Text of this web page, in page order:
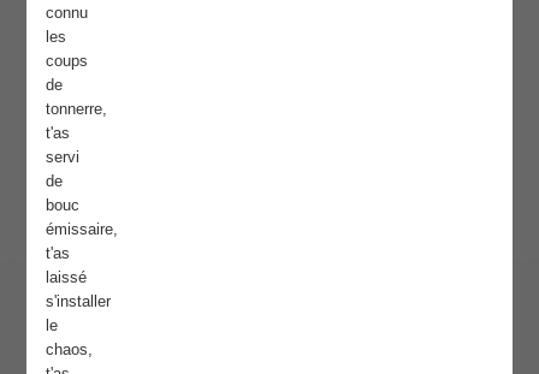
connu
les
coups
de
tonnerre,
t'as
servi
de
bouc
émissaire,
t'as
laissé
s'installer
le
chaos,